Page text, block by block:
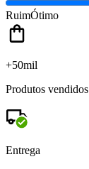
RuimÓtimo
+50mil
Produtos vendidos
Entrega